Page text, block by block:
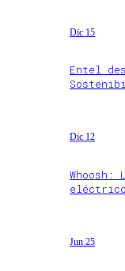
Dic 15
Entel
Dic 12
Jun 25